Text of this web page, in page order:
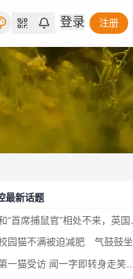
登录 注册
最新话题
捕鼠官”相处不来，英国新首相：不会带自己的宠物狗到唐宁街10号
不满被迫减肥 气鼓鼓坐禁喂牌旁 网笑：唔识字真惨
一猫受访 闻一字即转身走笑翻网民